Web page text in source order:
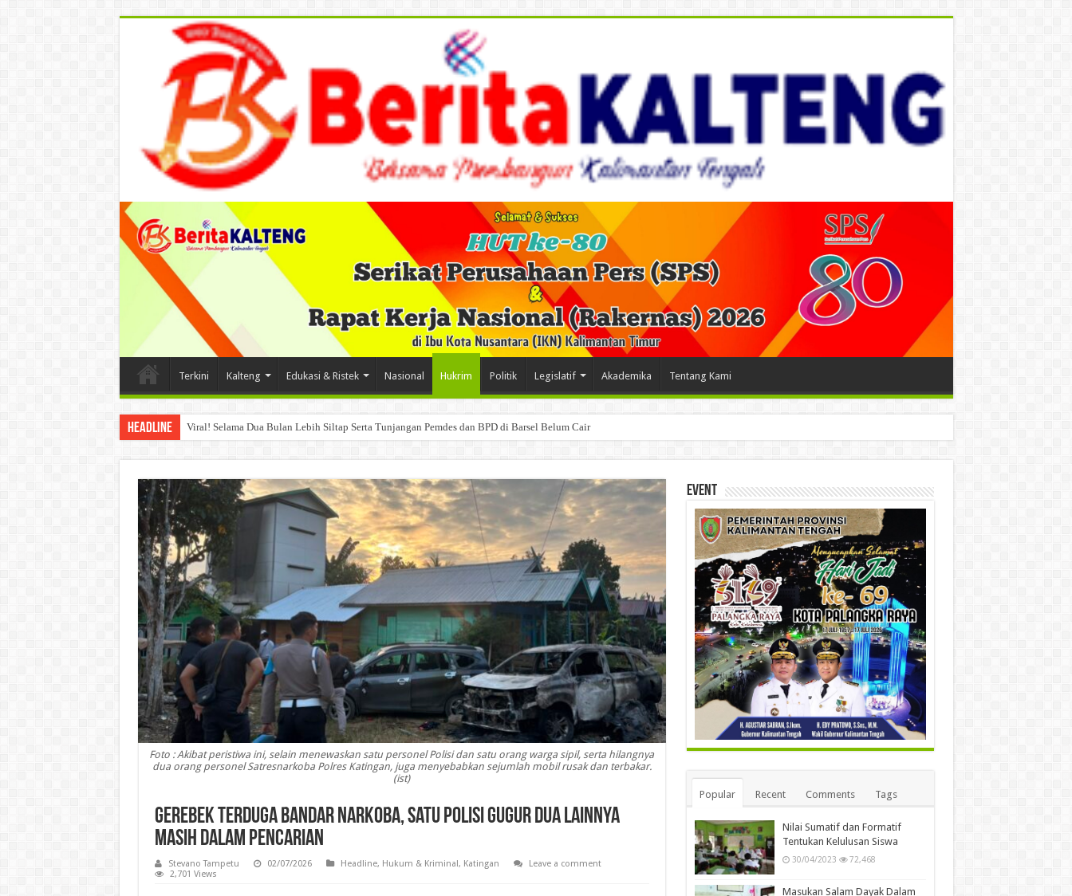
Terkini Kalteng Edukasi & Ristek Nasional Hukrim Politik Legislatif Akademika Tentang Kami
Headline Viral! Selama Dua Bulan Lebih Siltap Serta Tunjangan Pemdes dan BPD di Barsel Belum Cair
Foto : Akibat peristiwa ini, selain menewaskan satu personel Polisi dan satu orang warga sipil, serta hilangnya
dua orang personel Satresnarkoba Polres Katingan, juga menyebabkan sejumlah mobil rusak dan terbakar.
(ist)
Gerebek Terduga Bandar Narkoba, Satu Polisi Gugur Dua Lainnya
Masih Dalam Pencarian
Stevano Tampetu 02/07/2026 Headline, Hukum & Kriminal, Katingan
Leave a comment
2,701 Views
Event
Popular Recent Comments Tags
Nilai Sumatif dan Formatif
Tentukan Kelulusan Siswa
30/04/2023 72,468
Masukan Salam Dayak Dalam